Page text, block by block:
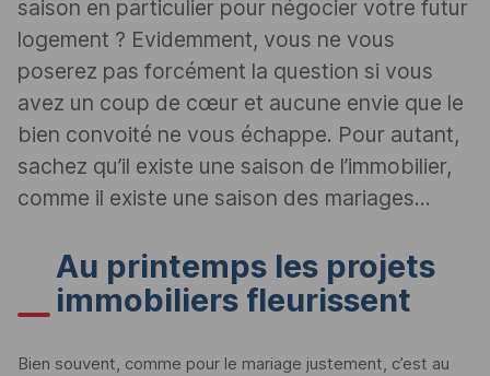
saison en particulier pour négocier votre futur
logement ? Evidemment, vous ne vous
poserez pas forcément la question si vous
avez un coup de cœur et aucune envie que le
bien convoité ne vous échappe. Pour autant,
sachez qu’il existe une saison de l’immobilier,
comme il existe une saison des mariages...
Au printemps les projets
immobiliers fleurissent
Bien souvent, comme pour le mariage justement, c’est au